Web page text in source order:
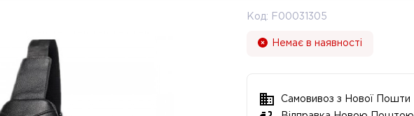
Код: F00031305
Немає в наявності
Самовивоз з Нової Пошти